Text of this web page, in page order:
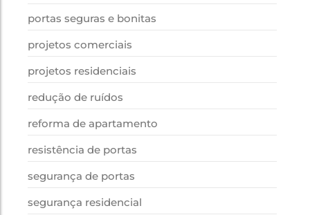
portas seguras e bonitas
projetos comerciais
projetos residenciais
redução de ruídos
reforma de apartamento
resistência de portas
segurança de portas
segurança residencial